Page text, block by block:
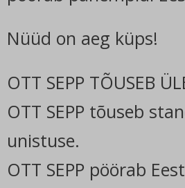
Nüüd on aeg küps!
OTT SEPP TÕUSEB
OTT SEPP tõuseb
unistuse.
OTT SEPP pöörab